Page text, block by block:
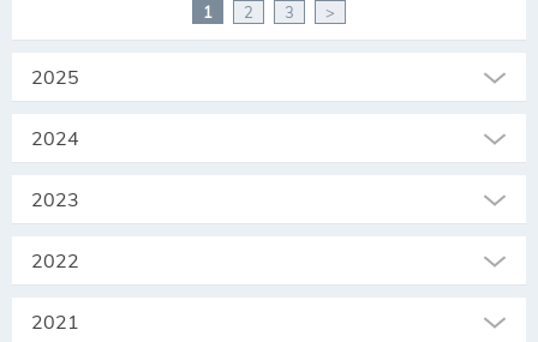
1 2 3 >
2025
2024
2023
2022
2021